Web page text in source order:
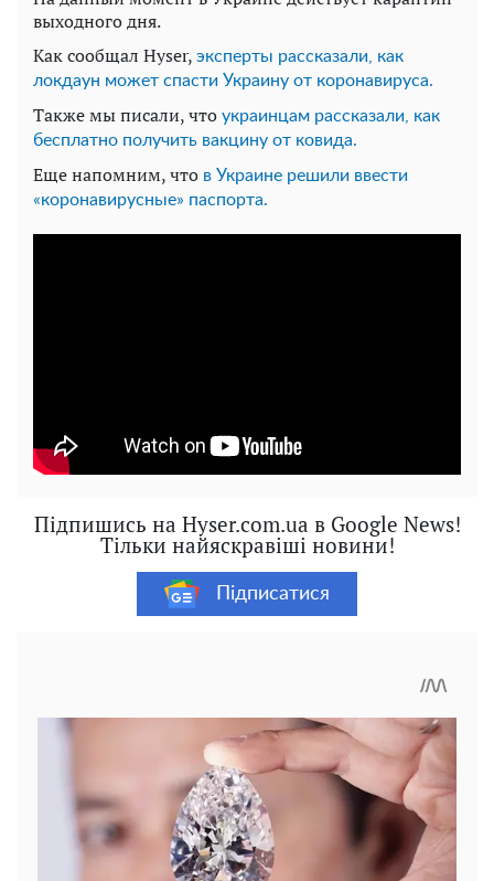
выходного дня.
Как сообщал Hyser, эксперты рассказали, как
локдаун может спасти Украину от коронавируса.
Также мы писали, что украинцам рассказали, как
бесплатно получить вакцину от ковида.
Еще напомним, что в Украине решили ввести
«коронавирусные» паспорта.
Підпишись на Hyser.com.ua в Google News!
Тільки найяскравіші новини!
Підписатися